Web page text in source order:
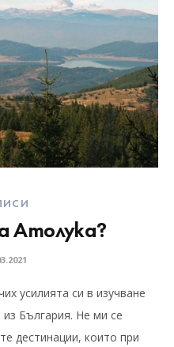
Атолука?
усилията си в изучване
България. Не ми се
дестинации, които при